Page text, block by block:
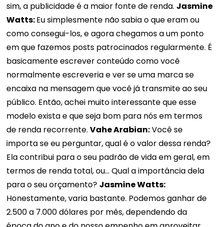
sim, a publicidade é a maior fonte de renda. Jasmine
Watts:Eu simplesmente não sabia o que eram ou
como consegui-los, e agora chegamos a um ponto
em que fazemos posts patrocinados regularmente. É
basicamente escrever conteúdo como você
normalmente escreveria e ver se uma marca se
encaixa na mensagem que você já transmite ao seu
público. Então, achei muito interessante que esse
modelo exista e que seja bom para nós em termos
de renda recorrente.Vahe Arabian:Você se
importa se eu perguntar, qual é o valor dessa renda?
Ela contribui para o seu padrão de vida em geral, em
termos de renda total, ou... Qual a importância dela
para o seu orçamento? Jasmine Watts:
Honestamente, varia bastante. Podemos ganhar de
2.500 a 7.000 dólares por mês, dependendo da